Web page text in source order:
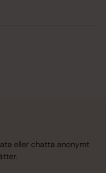
eller chatta anonymt